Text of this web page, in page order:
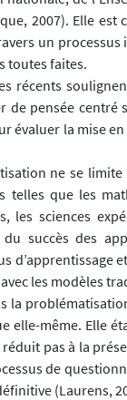
2007). Elle
un
toutes faites.
récents
pensée centré
évaluer la mise
ne se
telles que les
les sciences
succès des
d’apprentissage
les modèles
la
elle-même. Elle
réduit pas à la
de
(Laurens,